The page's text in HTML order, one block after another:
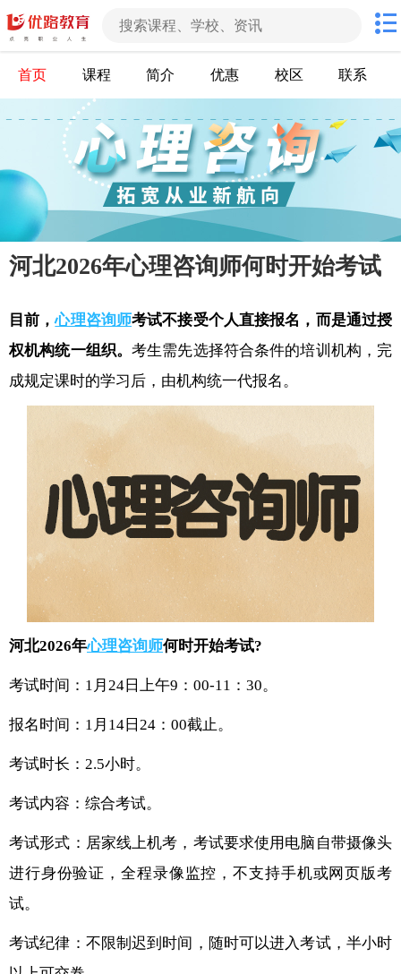
首页 课程 简介 优惠 校区 联系
河北2026年心理咨询师何时开始考试
目前，心理咨询师考试不接受个人直接报名，而是通过授
权机构统一组织。 考生需先选择符合条件的培训机构，完
成规定课时的学习后，由机构统一代报名。
河北2026年心理咨询师何时开始考试?
考试时间：1月24日上午9：00-11：30。
报名时间：1月14日24：00截止。
考试时长：2.5小时。
考试内容：综合考试。
考试形式：居家线上机考，考试要求使用电脑自带摄像头
进行身份验证，全程录像监控，不支持手机或网页版考
试。
考试纪律：不限制迟到时间，随时可以进入考试，半小时